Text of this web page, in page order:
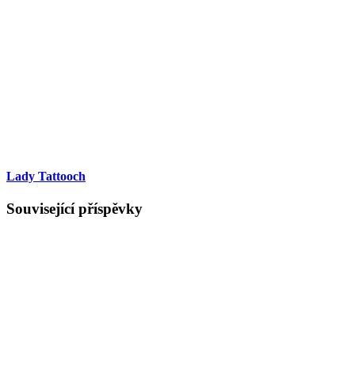
Lady Tattooch
Související příspěvky